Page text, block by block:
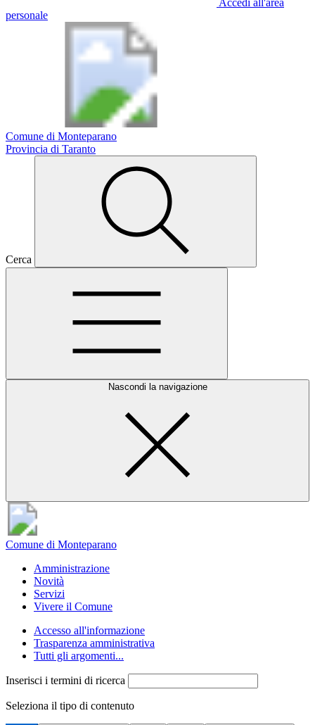
Accedi all'area
personale
Comune di Monteparano
Provincia di Taranto
Cerca
Nascondi la navigazione
Comune di Monteparano
Amministrazione
Novità
Servizi
Vivere il Comune
Accesso all'informazione
Trasparenza amministrativa
Tutti gli argomenti...
Inserisci i termini di ricerca
Seleziona il tipo di contenuto